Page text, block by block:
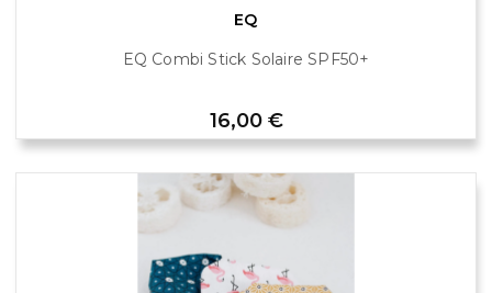
EQ
EQ Combi Stick Solaire SPF50+
Prix
16,00 €